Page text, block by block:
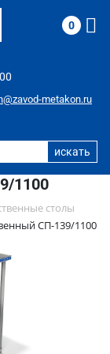
metakon.ru
0
1100
столы
СП-139/1100